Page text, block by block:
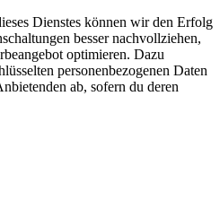
Dienstes können wir den Erfolg
besser nachvollziehen,
optimieren. Dazu
personenbezogenen Daten
ab, sofern du deren